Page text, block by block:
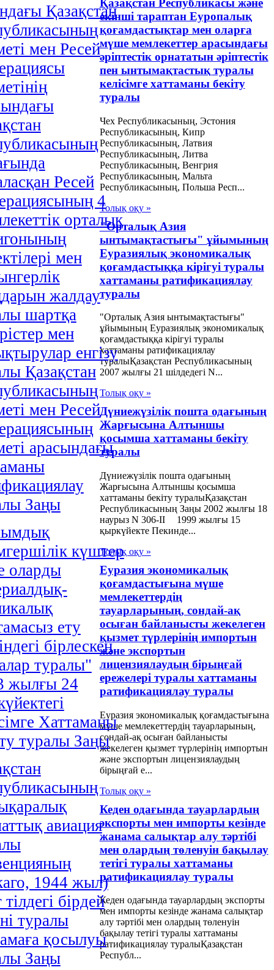
Қазақстан
мен Ресей
Ресей
4
орталық
мен
жалдау
шартқа
мен
енгізу
Қазақстан
мен Ресей
арасындағы
Заңы
күштер
оларды
ету
бірлескен
туралы"
жылғы 24
Хаттаманы
туралы Заңы
авиация
1944 жыл)
бірдей
туралы
қосылуы
Заңы
Қазақстан Республикасы және
екінші тараптан Еуропалық
қоғамдастықтар мен оларға
мүше мемлекеттер арасындағы
әріптестік орнататын әріптестік
пен ынтымақтастық туралы
келісімге хаттаманы бекіту
туралы
Чех Республикасының, Эстония
Республикасының, Кипр
Республикасының, Латвия
Республикасының, Литва
Республикасының, Венгрия
Республикасының, Мальта
Республикасының, Польша Респ...
Толық оқу »
"Орталық Азия
ынтымақтастығы" ұйымының
Еуразиялық экономикалық
қоғамдастыққа кірігуі туралы
хаттаманы ратификациялау
туралы
"Орталық Азия ынтымақтастығы"
ұйымының Еуразиялық экономикалық
қоғамдастыққа кірігуі туралы
хаттаманы ратификациялау
туралыҚазақстан Республикасының
2007 жылғы 21 шілдедегі N...
Толық оқу »
Дүниежүзілік пошта одағының
Жарғысына Алтыншы
қосымша хаттаманы бекіту
туралы
Дүниежүзілік пошта одағының
Жарғысына Алтыншы қосымша
хаттаманы бекіту туралыҚазақстан
Республикасының Заңы 2002 жылғы 18
наурыз N 306-ІІ 1999 жылғы 15
қыркүйекте Пекинде...
Толық оқу »
Еуразия экономикалық
қоғамдастығына мүше
мемлекеттердiң
тауарларының, сондай-ақ
осыған байланысты жекелеген
қызмет түрлерiнiң импортын
және экспортын
лицензиялаудың бiрыңғай
ережелерi туралы хаттаманы
ратификациялау туралы
Еуразия экономикалық қоғамдастығына
мүше мемлекеттердiң тауарларының,
сондай-ақ осыған байланысты
жекелеген қызмет түрлерiнiң импортын
және экспортын лицензиялаудың
бiрыңғай е...
Толық оқу »
Кеден одағында тауарлардың
экспорты мен импорты кезінде
жанама салықтар алу тәртібі
мен олардың төленуін бақылау
тетігі туралы хаттаманы
ратификациялау туралы
Кеден одағында тауарлардың экспорты
мен импорты кезінде жанама салықтар
алу тәртібі мен олардың төленуін
бақылау тетігі туралы хаттаманы
ратификациялау туралыҚазақстан
Республ...